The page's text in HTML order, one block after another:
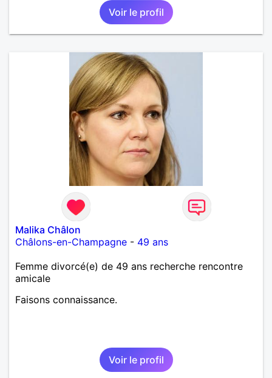
Voir le profil
Malika Châlon
Châlons-en-Champagne - 49 ans
Femme divorcé(e) de 49 ans recherche rencontre
amicale
Faisons connaissance.
Voir le profil